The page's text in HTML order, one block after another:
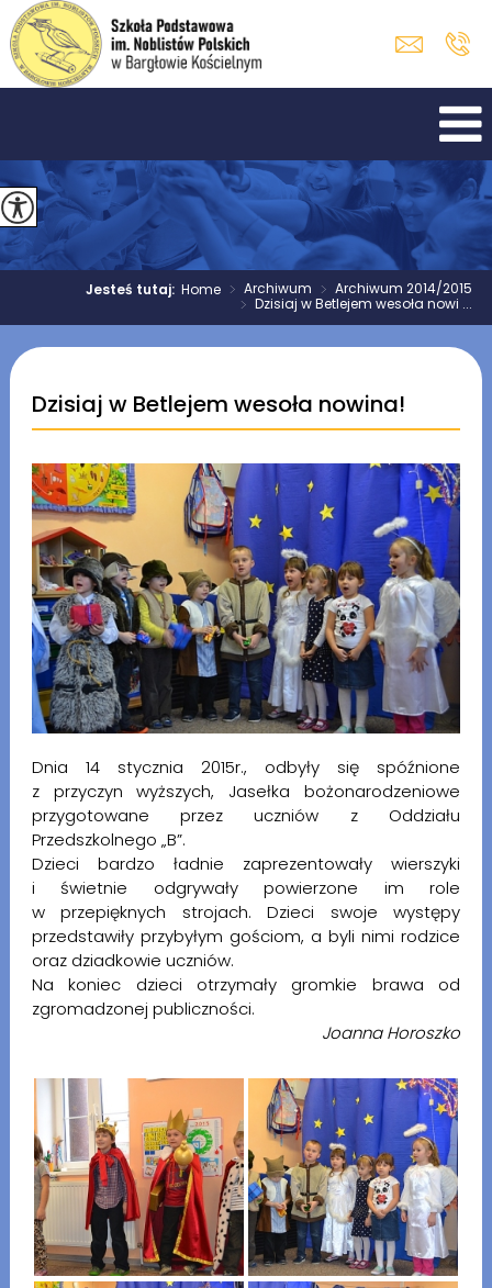
Jesteś tutaj:Home > Archiwum > Archiwum 2014/2015
> Dzisiaj w Betlejem wesoła nowi ...
Dzisiaj w Betlejem wesoła nowina!
Dnia 14 stycznia 2015r., odbyły się spóźnione
z przyczyn wyższych, Jasełka bożonarodzeniowe
przygotowane przez uczniów z Oddziału
Przedszkolnego „B”.
Dzieci bardzo ładnie zaprezentowały wierszyki
i świetnie odgrywały powierzone im role
w przepięknych strojach. Dzieci swoje występy
przedstawiły przybyłym gościom, a byli nimi rodzice
oraz dziadkowie uczniów.
Na koniec dzieci otrzymały gromkie brawa od
zgromadzonej publiczności.
Joanna Horoszko